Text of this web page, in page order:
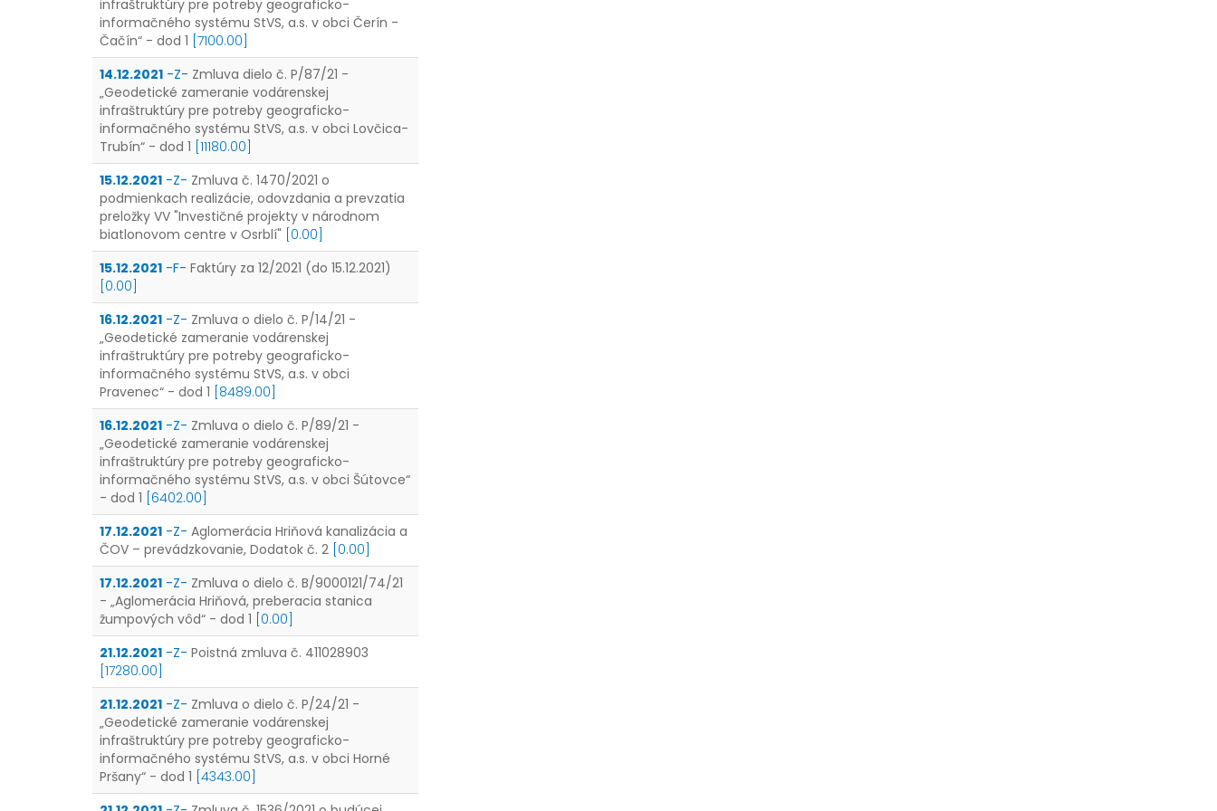
infraštruktúry pre potreby geograficko-
informačného systému StVS, a.s. v obci Čerín -
Čačín“ - dod 1 [7100.00]
14.12.2021 -Z- Zmluva dielo č. P/87/21 -
„Geodetické zameranie vodárenskej
infraštruktúry pre potreby geograficko-
informačného systému StVS, a.s. v obci Lovčica-
Trubín“ - dod 1 [11180.00]
15.12.2021 -Z- Zmluva č. 1470/2021 o
podmienkach realizácie, odovzdania a prevzatia
preložky VV "Investičné projekty v národnom
biatlonovom centre v Osrblí" [0.00]
15.12.2021 -F- Faktúry za 12/2021 (do 15.12.2021)
[0.00]
16.12.2021 -Z- Zmluva o dielo č. P/14/21 -
„Geodetické zameranie vodárenskej
infraštruktúry pre potreby geograficko-
informačného systému StVS, a.s. v obci
Pravenec“ - dod 1 [8489.00]
16.12.2021 -Z- Zmluva o dielo č. P/89/21 -
„Geodetické zameranie vodárenskej
infraštruktúry pre potreby geograficko-
informačného systému StVS, a.s. v obci Šútovce“
- dod 1 [6402.00]
17.12.2021 -Z- Aglomerácia Hriňová kanalizácia a
ČOV – prevádzkovanie, Dodatok č. 2 [0.00]
17.12.2021 -Z- Zmluva o dielo č. B/9000121/74/21
- „Aglomerácia Hriňová, preberacia stanica
žumpových vôd“ - dod 1 [0.00]
21.12.2021 -Z- Poistná zmluva č. 411028903
[17280.00]
21.12.2021 -Z- Zmluva o dielo č. P/24/21 -
„Geodetické zameranie vodárenskej
infraštruktúry pre potreby geograficko-
informačného systému StVS, a.s. v obci Horné
Pršany“ - dod 1 [4343.00]